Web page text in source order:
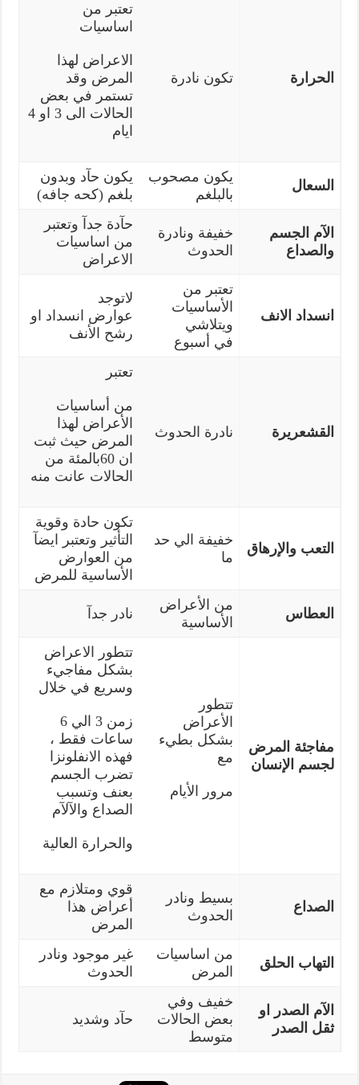
الحرارة تكون نادرة
تعتبر من
اساسيات
الاعراض لهذا
المرض وقد
تستمر في بعض
الحالات الى 3 او 4
ايام
السعال
يكون مصحوب
بالبلغم
يكون حآد وبدون
بلغم (كحه جافه)
الآم الجسم
والصداع
خفيفة ونادرة
الحدوث
حآدة جدآ وتعتبر
من اساسيات
الاعراض
انسداد الانف
تعتبر من
الأساسيات
ويتلاشي
في أسبوع
لاتوجد
عوارض انسداد او
رشح الأنف
القشعريرة نادرة الحدوث
تعتبر
من أساسيات
الأعراض لهذا
المرض حيث ثبت
ان 60بالمئة من
الحالات عانت منه
التعب والإرهاق
خفيفة الي حد
ما
تكون حادة وقوية
التأثير وتعتبر ايضآ
من العوارض
الأساسية للمرض
العطاس
من الأعراض
الأساسية
نادر جدآ
مفاجئة المرض
لجسم الإنسان
تتطور
الأعراض
بشكل بطيء
مع
مرور الأيام
تتطور الاعراض
بشكل مفاجيء
وسريع في خلال
زمن 3 الي 6
ساعات فقط ،
فهذه الانفلونزا
تضرب الجسم
بعنف وتسبب
الصداع والآلآم
والحرارة العالية
الصداع
بسيط ونادر
الحدوث
قوي ومتلازم مع
أعراض هذا
المرض
التهاب الحلق
من اساسيات
المرض
غير موجود ونادر
الحدوث
الآم الصدر
او
ثقل الصدر
خفيف وفي
بعض الحالات
متوسط
حآد وشديد